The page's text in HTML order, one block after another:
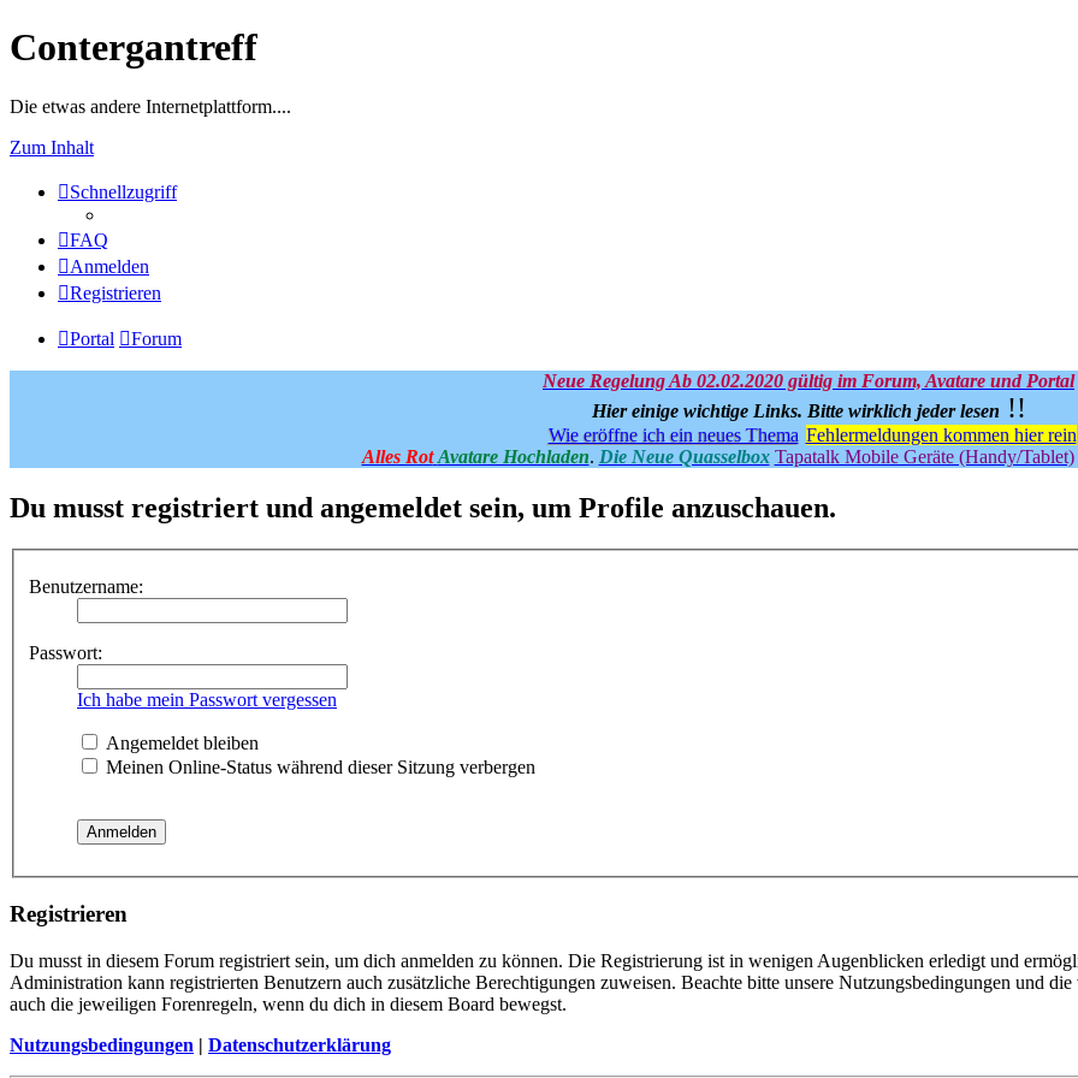
Contergantreff
Die etwas andere Internetplattform....
Zum Inhalt
Schnellzugriff
FAQ
Anmelden
Registrieren
Portal Forum
Neue Regelung Ab 02.02.2020 gültig im Forum, Avatare und Portal
Hier einige wichtige Links. Bitte wirklich jeder lesen !!
Wie eröffne ich ein neues Thema Fehlermeldungen kommen hier rein
Alles Rot Avatare Hochladen. Die Neue Quasselbox Tapatalk Mobile Geräte (Handy/Tablet)
Du musst registriert und angemeldet sein, um Profile anzuschauen.
Benutzername:
Passwort:
Ich habe mein Passwort vergessen
Angemeldet bleiben
Meinen Online-Status während dieser Sitzung verbergen
Registrieren
Du musst in diesem Forum registriert sein, um dich anmelden zu können. Die Registrierung ist in wenigen Augenblicken erledigt und
Administration kann registrierten Benutzern auch zusätzliche Berechtigungen zuweisen. Beachte bitte unsere Nutzungsbedingungen und
auch die jeweiligen Forenregeln, wenn du dich in diesem Board bewegst.
Nutzungsbedingungen | Datenschutzerklärung